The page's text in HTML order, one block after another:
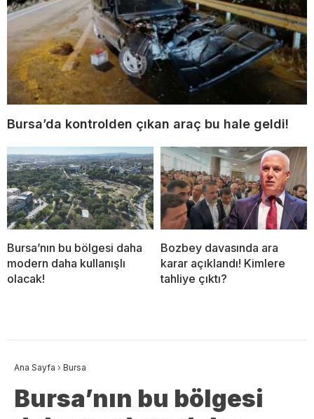
Bursa’da kontrolden çıkan araç bu hale geldi!
Bursa’nın bu bölgesi daha
modern daha kullanışlı
olacak!
Bozbey davasında ara
karar açıklandı! Kimlere
tahliye çıktı?
Ana Sayfa › Bursa
Bursa’nın bu bölgesi